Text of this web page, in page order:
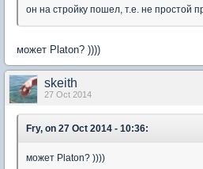
он на стройку пошел, т.е. не простой
может Platon? ))))
skeith
27 Oct 2014
Fry, on 27 Oct 2014 - 10:36:
может Platon? ))))